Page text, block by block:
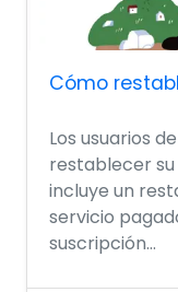
Cómo
Los usuarios
restablecer su
incluye un
servicio
suscripción...